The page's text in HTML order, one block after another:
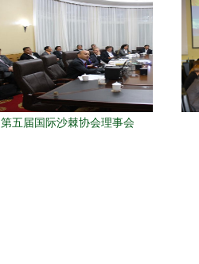
第五届国际沙棘协会理事会